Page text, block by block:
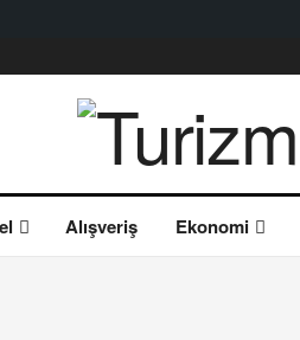
Alışveriş Ekonomi